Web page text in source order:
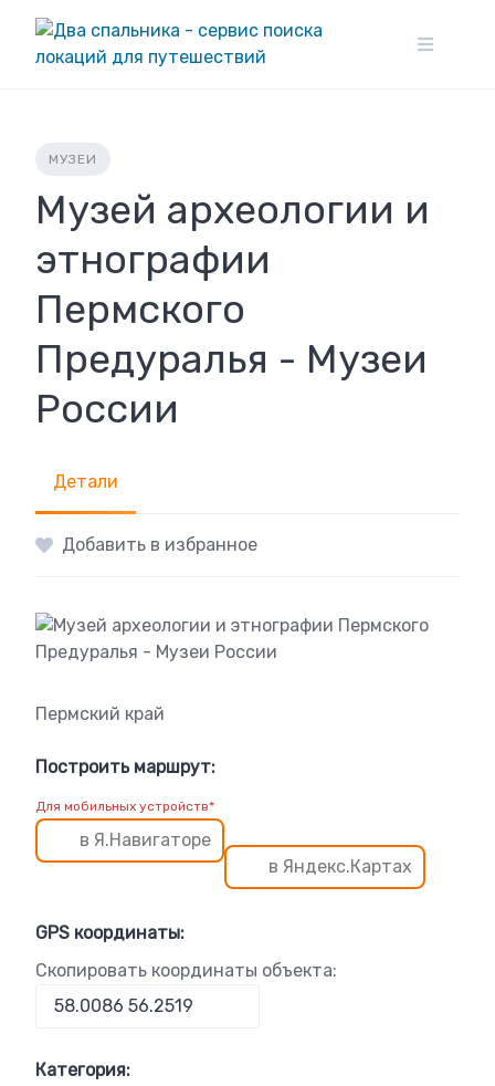
content
МУЗЕИ
Музей археологии и
этнографии
Пермского
Предуралья - Музеи
России
Детали
Добавить в избранное
Пермский край
Построить маршрут:
Для мобильных устройств*
в Я.Навигаторе
в Яндекс.Картах
GPS координаты:
Скопировать координаты объекта:
Категория: